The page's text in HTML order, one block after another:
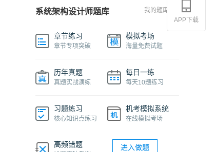
软考各科目自学必备学习包
2027年信息系统项目管理师精
品班
费课程
机考系统操作流程及画图讲解
系统架构设计师题库 我的题库
章节练习
章节专项突破
模拟考场
海量免费试题
历年真题
真题实战演练
每日一练
每天10题练习
习题练习
核心知识点练习
机考模拟系统
在线模拟考场
高频错题 进入做题
APP下载